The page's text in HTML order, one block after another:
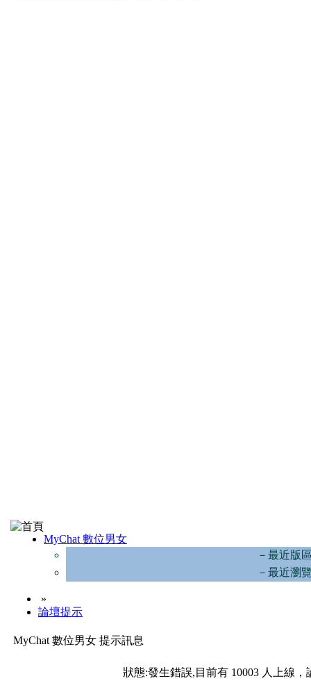
MyChat 數位男女
－最近版
－最近瀏
»
論壇提示
MyChat 數位男女 提示訊息
狀態:發生錯誤,目前有 10003 人上線